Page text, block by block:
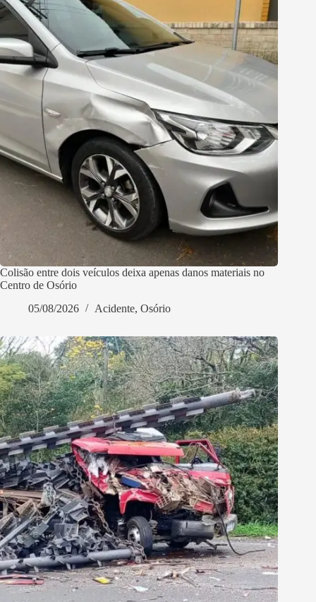
Colisão entre dois veículos deixa apenas danos materiais no
Centro de Osório
05/08/2026
Acidente, Osório